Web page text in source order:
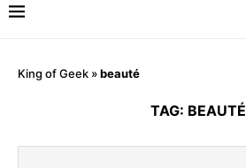
King of Geek »beauté
TAG: BEAUTÉ